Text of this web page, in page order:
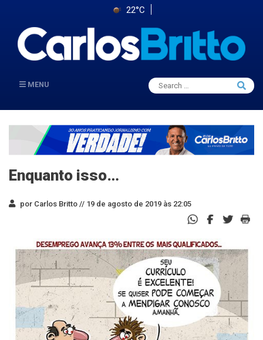
22°C
MENU
Search
for:
Search
Enquanto isso…
por Carlos Britto // 19 de agosto de 2019 às 22:05